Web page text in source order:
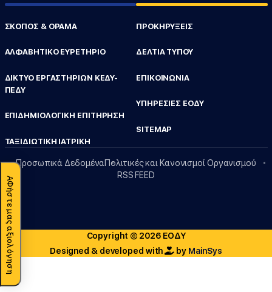
ΑΦήστε μας αξιολόγηση
ΣΚΟΠΟΣ & ΟΡΑΜΑ
ΑΛΦΑΒΗΤΙΚΟ ΕΥΡΕΤΗΡΙΟ
ΔΙΚΤΥΟ ΕΡΓΑΣΤΗΡΙΩΝ ΚΕΔΥ-
ΠΕΔΥ
ΕΠΙΔΗΜΙΟΛΟΓΙΚΗ ΕΠΙΤΗΡΗΣΗ
ΤΑΞΙΔΙΩΤΙΚΗ ΙΑΤΡΙΚΗ
ΠΡΟΚΗΡΥΞΕΙΣ
ΔΕΛΤΙΑ ΤΥΠΟΥ
ΕΠΙΚΟΙΝΩΝΙΑ
ΥΠΗΡΕΣΙΕΣ ΕΟΔΥ
SITEMAP
Προσωπικά ΔεδομέναΠολιτικές και Κανονισμοί Οργανισμού
RSS FEED
Copyright © 2026 ΕΟΔΥ
Designed & developed with
by MainSys